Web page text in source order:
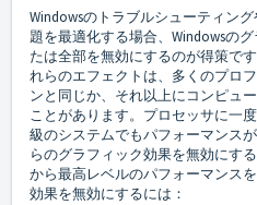
Windowsのトラブルシューティン
題を最適化する場合、Windowsの
たは全部を無効にするのが得策で
れらのエフェクトは、多くのプロ
ンと同じか、それ以上にコンピュ
ことがあります。プロセッサに一
級のシステムでもパフォーマンス
らのグラフィック効果を無効にす
から最高レベルのパフォーマンス
効果を無効にするには：